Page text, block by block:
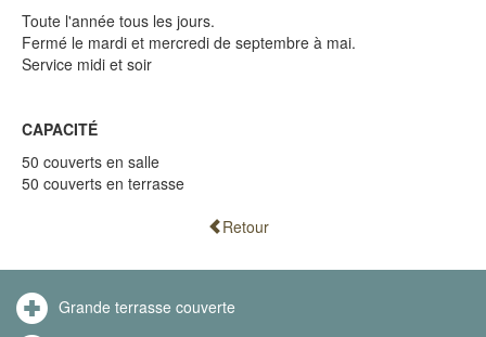
Toute l'année tous les jours.
Fermé le mardi et mercredi de septembre à mai.
Service midi et soir
CAPACITÉ
50 couverts en salle
50 couverts en terrasse
Retour
Grande terrasse couverte